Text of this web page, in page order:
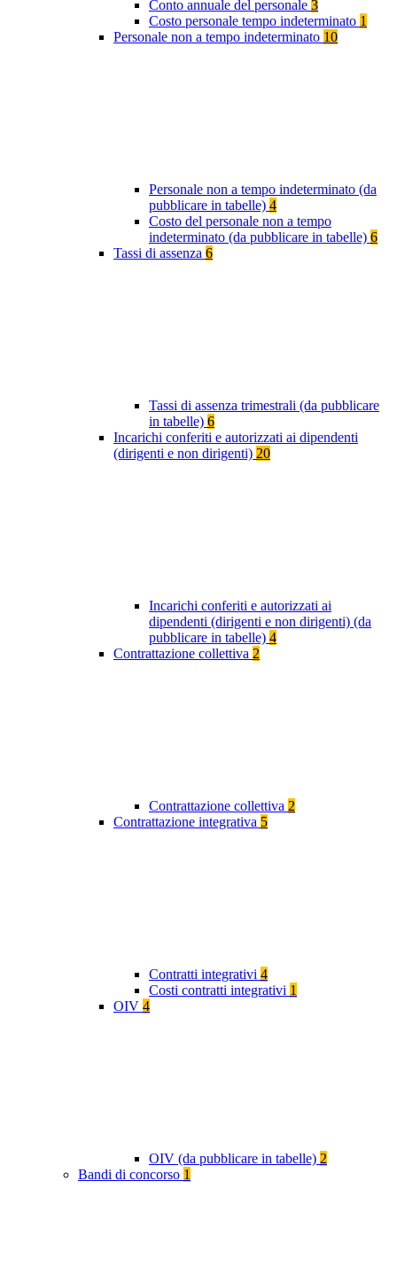
Conto annuale del personale 3
Costo personale tempo indeterminato 1
Personale non a tempo indeterminato 10
Personale non a tempo indeterminato (da
pubblicare in tabelle) 4
Costo del personale non a tempo
indeterminato (da pubblicare in tabelle) 6
Tassi di assenza 6
Tassi di assenza trimestrali (da pubblicare
in tabelle) 6
Incarichi conferiti e autorizzati ai dipendenti
(dirigenti e non dirigenti) 20
Incarichi conferiti e autorizzati ai
dipendenti (dirigenti e non dirigenti) (da
pubblicare in tabelle) 4
Contrattazione collettiva 2
Contrattazione collettiva 2
Contrattazione integrativa 5
Contratti integrativi 4
Costi contratti integrativi 1
OIV 4
OIV (da pubblicare in tabelle) 2
Bandi di concorso 1